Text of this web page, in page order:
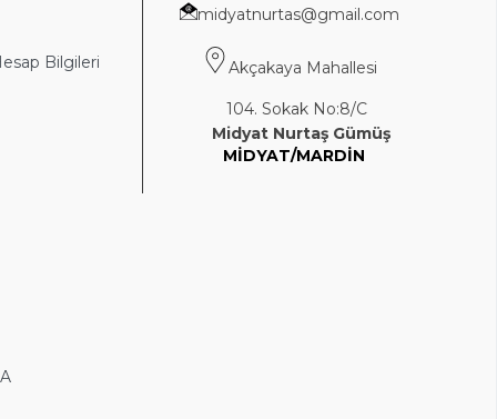
midyatnurtas@gmail.com
Bilgileri Akçakaya Mahallesi
104. Sokak No:8/C
Midyat Nurtaş Gümüş
MİDYAT/MARDİN